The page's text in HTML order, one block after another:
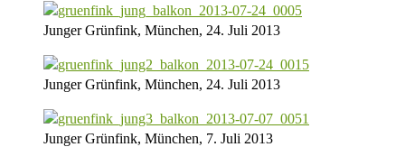
Junger Grünfink, München, 24. Juli 2013
Junger Grünfink, München, 24. Juli 2013
Junger Grünfink, München, 7. Juli 2013